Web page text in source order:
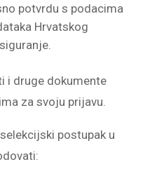
potvrdu s podacima
Hrvatskog
i druge dokumente
za svoju prijavu.
postupak u